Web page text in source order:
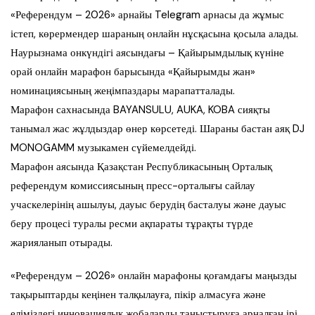
«Референдум – 2026» арнайы Telegram арнасы да жұмыс
істеп, көрермендер шараның онлайн нұсқасына қосыла алады.
Наурызнама онкүндігі аясындағы – Қайырымдылық күніне
орай онлайн марафон барысында «Қайырымды жан»
номинациясының жеңімпаздары марапатталады.
Марафон сахнасында BAYANSULU, AUKA, KOBA сияқты
танымал жас жұлдыздар өнер көрсетеді. Шараны бастан аяқ DJ
MONOGAMM музыкамен сүйемелдейді.
Марафон аясында Қазақстан Республикасының Орталық
референдум комиссиясының пресс-орталығы сайлау
учаскелерінің ашылуы, дауыс берудің басталуы және дауыс
беру процесі туралы ресми ақпараты тұрақты түрде
жарияланып отырады.
«Референдум – 2026» онлайн марафоны қоғамдағы маңызды
тақырыптарды кеңінен талқылауға, пікір алмасуға және